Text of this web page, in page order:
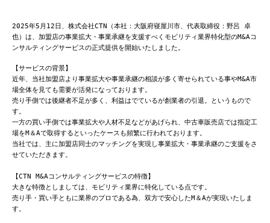
2025年5月12日、株式会社CTN（本社：大阪府寝屋川市、代表取締役：野呂 卓
也）は、加盟店の事業拡大・事業承継を支援すべくモビリティ業界特化型のM&Aコ
ンサルティングサービスの正式提供を開始いたしました。
【サービスの背景】
近年、当社加盟店より事業拡大や事業承継の相談が多く寄せられている事やM&A市
場全体を見ても需要が活発になっております。
売り手側では後継者不足が多く、利益はでているが創業者の引退。というもので
す。
一方の買い手側では事業拡大や人材不足などがあげられ、中古車販売店では指定工
場をM＆Aで取得するといったケースも頻繁に行われております。
当社では、主に加盟店同士のマッチングを実現し事業拡大・事業承継のご支援をさ
せていただきます。
【CTN M&Aコンサルティングサービスの特徴】
大きな特徴としましては、モビリティ業界に特化している点です。
売り手・買い手ともに業界のプロである為、双方で安心したM＆Aが実現いたしま
す。